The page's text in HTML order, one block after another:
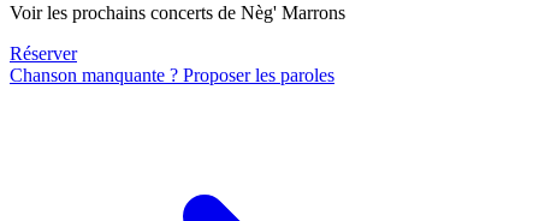
Voir les prochains concerts de Nèg' Marrons
Réserver
Chanson manquante ? Proposer les paroles